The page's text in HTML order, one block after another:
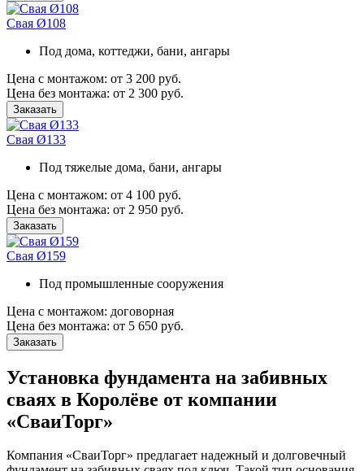
Свая Ø108
Под дома, коттеджи, бани, ангары
Цена с монтажом: от 3 200 руб.
Цена без монтажа: от 2 300 руб.
Заказать
Свая Ø133
Под тяжелые дома, бани, ангары
Цена с монтажом: от 4 100 руб.
Цена без монтажа: от 2 950 руб.
Заказать
Свая Ø159
Под промышленные сооружения
Цена с монтажом: договорная
Цена без монтажа: от 5 650 руб.
Заказать
Установка фундамента на забивных
сваях в Королёве от компании
«СваиТорг»
Компания «СваиТорг» предлагает надежный и долговечный